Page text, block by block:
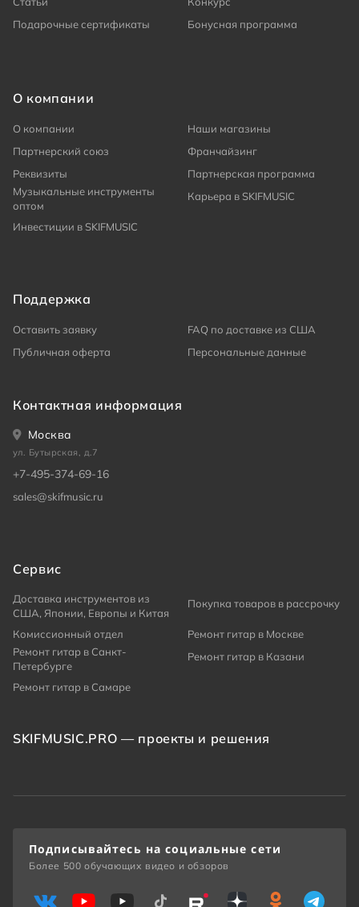
Подарочные сертификаты
Бонусная программа
О компании
О компании
Наши магазины
Партнерский союз
Франчайзинг
Реквизиты
Партнерская программа
Музыкальные инструменты
оптом
Карьера в SKIFMUSIC
Инвестиции в SKIFMUSIC
Поддержка
Оставить заявку
FAQ по доставке из США
Публичная оферта
Персональные данные
Контактная информация
Москва
ул. Бутырская, д.7
+7-495-374-69-16
sales@skifmusic.ru
Сервис
Доставка инструментов из
США, Японии, Европы и Китая
Покупка товаров в рассрочку
Комиссионный отдел
Ремонт гитар в Москве
Ремонт гитар в Санкт-
Петербурге
Ремонт гитар в Казани
Ремонт гитар в Самаре
SKIFMUSIC.PRO — проекты и решения
Подписывайтесь на социальные сети
Более 500 обучающих видео и обзоров